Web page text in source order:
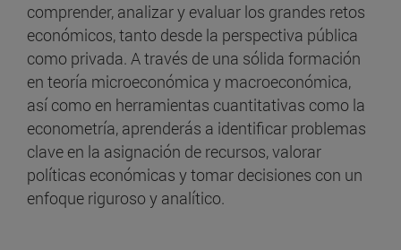
comprender, analizar y evaluar los grandes retos
económicos, tanto desde la perspectiva pública
como privada. A través de una sólida formación
en teoría microeconómica y macroeconómica,
así como en herramientas cuantitativas como la
econometría, aprenderás a identificar problemas
clave en la asignación de recursos, valorar
políticas económicas y tomar decisiones con un
enfoque riguroso y analítico.